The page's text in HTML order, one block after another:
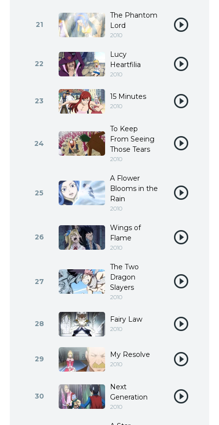
21
The Phantom
Lord
2010
22
Lucy
Heartfilia
2010
23 15 Minutes
2010
24
To Keep
From Seeing
Those Tears
2010
25
A Flower
Blooms in the
Rain
2010
26
Wings of
Flame
2010
27
The Two
Dragon
Slayers
2010
28 Fairy Law
2010
29 My Resolve
2010
30
Next
Generation
2010